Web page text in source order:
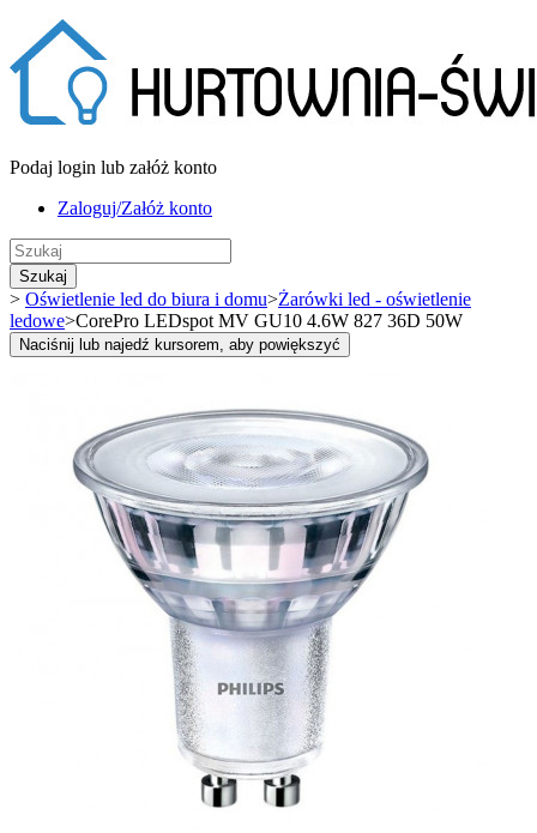
Podaj login lub załóż konto
Zaloguj/Załóż konto
Szukaj
> Oświetlenie led do biura i domu>Żarówki led - oświetlenie
ledowe>CorePro LEDspot MV GU10 4.6W 827 36D 50W
Naciśnij lub najedź kursorem, aby powiększyć